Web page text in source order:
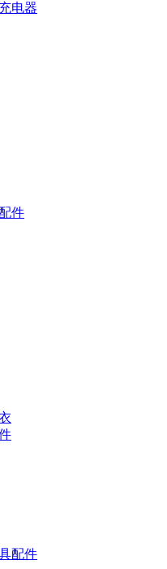
电器
件
配件